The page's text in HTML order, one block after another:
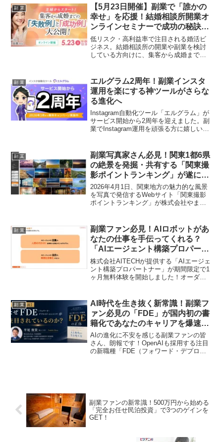
の「しーるん」で培ったノウハウを活か
し、誰もがつまずかずにシール作りを楽
しめる環境を提供。副業や推し活でオリ
ジナルグッズを制作したいファンにとっ
て、見逃せない新展開です。
副 業
【5月23日開催】副業で「誰かの
幸せ」を応援！結婚相談所開業オ
ンラインセミナーで成功の秘訣を
学ぼう
低リスク・高利益率で注目される婚活ビ
ジネス。結婚相談所の開業や副業を検討
している方向けに、集客から成婚までの
す。
副 業
エルグラム2周年！副業インスタ
運用を楽にする神ツールがさらな
る進化へ
Instagram自動化ツール「エルグラム」が
サービス開始から2周年を迎えました。副
業でInstagram運用を頑張る方に嬉しい、
ます。
副 業
副業写真家さん必見！関東1都6県
の絶景を発掘・共有する「関東撮
影ポイントランキング」が遂にオ
ープン！
2026年4月1日、関東地方の魅力的な風景
を写真で発信するWebサイト「関東撮影
ポイントランキング」が株式会社やまた
月間グランプリなど、写真活動を副業と
するクリエイターにとって、新たな表現
の場と収益化のチャンスが広がります。
副 業
副業ファン必見！AIロボットがあ
なたの仕事を手伝ってくれる？
「AIエージェント構築プロパート
ナー」1ヶ月無料体験で賢く副業
を加速させよう！
株式会社AITECHが提供する「AIエージェ
ント構築プロパートナー」が期間限定で1
ヶ月無料体験を開始しました！オーダー
さらに、個人向けAI学習スクール
「COACH AI」の情報もご紹介します。
副 業
AI時代を生き抜く新常識！副業フ
ァン必見の「FDE」が国内初の書
籍化であなたのキャリアを爆速
UP！
AIの進化に不安を感じる副業ファンの皆
さん、朗報です！OpenAIも採用する注目
の新職種「FDE（フォワード・デプロイ
します！
副業ファンの新常識！500万円から始める
「完全お任せ民泊投資」で3つのゲインを
GET！